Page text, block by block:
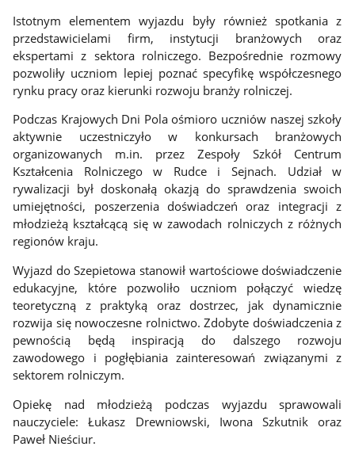
Istotnym elementem wyjazdu były również spotkania z
przedstawicielami firm, instytucji branżowych oraz
ekspertami z sektora rolniczego. Bezpośrednie rozmowy
pozwoliły uczniom lepiej poznać specyfikę współczesnego
rynku pracy oraz kierunki rozwoju branży rolniczej.
Podczas Krajowych Dni Pola ośmioro uczniów naszej szkoły
aktywnie uczestniczyło w konkursach branżowych
organizowanych m.in. przez Zespoły Szkół Centrum
Kształcenia Rolniczego w Rudce i Sejnach. Udział w
rywalizacji był doskonałą okazją do sprawdzenia swoich
umiejętności, poszerzenia doświadczeń oraz integracji z
młodzieżą kształcącą się w zawodach rolniczych z różnych
regionów kraju.
Wyjazd do Szepietowa stanowił wartościowe doświadczenie
edukacyjne, które pozwoliło uczniom połączyć wiedzę
teoretyczną z praktyką oraz dostrzec, jak dynamicznie
rozwija się nowoczesne rolnictwo. Zdobyte doświadczenia z
pewnością będą inspiracją do dalszego rozwoju
zawodowego i pogłębiania zainteresowań związanymi z
sektorem rolniczym.
Opiekę nad młodzieżą podczas wyjazdu sprawowali
nauczyciele: Łukasz Drewniowski, Iwona Szkutnik oraz
Paweł Nieściur.